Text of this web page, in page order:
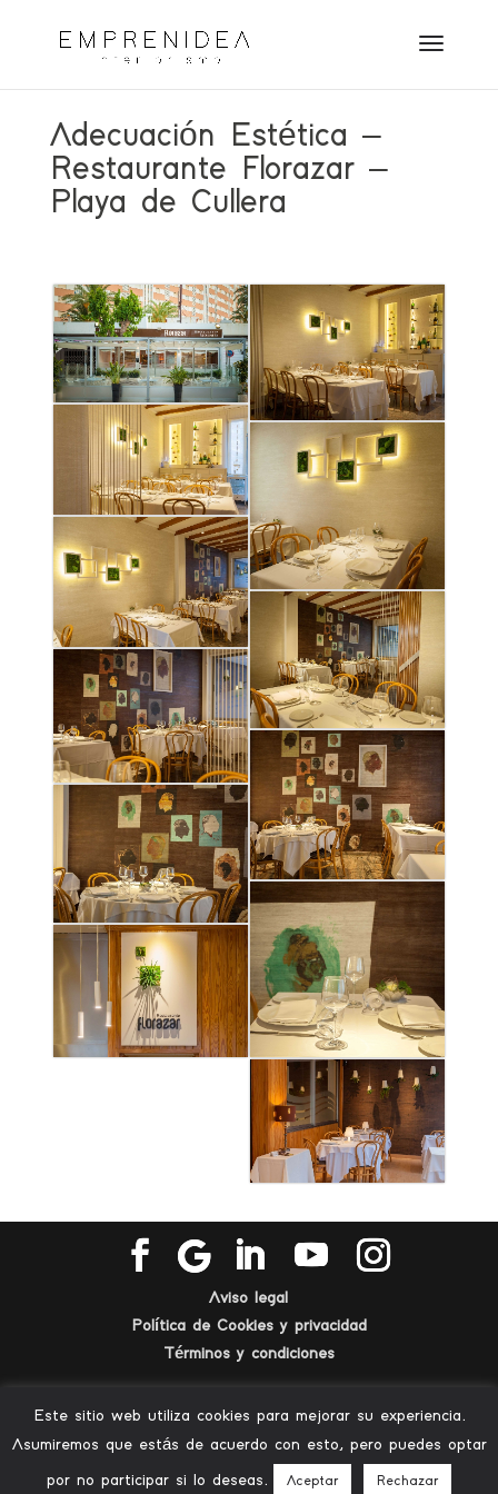
Adecuación Estética –
Restaurante Florazar –
Playa de Cullera
Aviso legal
Política de Cookies y privacidad
Términos y condiciones
EmprenIdea Management e Interiorismo SL
(B98671548)
Poeta Miguel Hérnandez nº 6
Este sitio web utiliza cookies para mejorar su experiencia.
Asumiremos que estás de acuerdo con esto, pero puedes optar
por no participar si lo deseas. Aceptar Rechazar